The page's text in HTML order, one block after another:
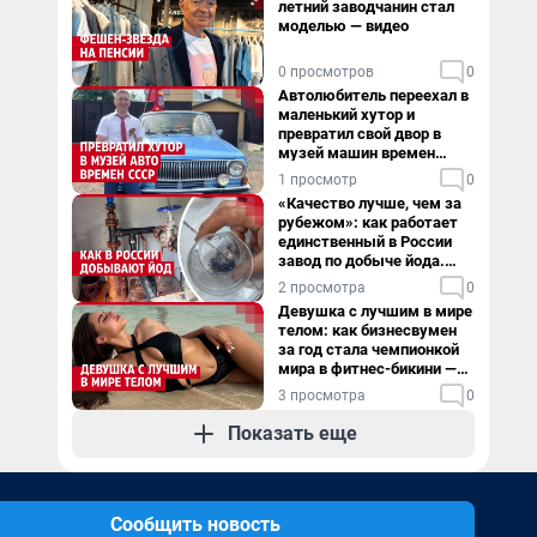
летний заводчанин стал
моделью — видео
0 просмотров 0
Автолюбитель переехал в
маленький хутор и
превратил свой двор в
музей машин времен
СССР. Видео
1 просмотр 0
«Качество лучше, чем за
рубежом»: как работает
единственный в России
завод по добыче йода.
Видео
2 просмотра 0
Девушка с лучшим в мире
телом: как бизнесвумен
за год стала чемпионкой
мира в фитнес-бикини —
видео
3 просмотра 0
Показать еще
Сообщить новость